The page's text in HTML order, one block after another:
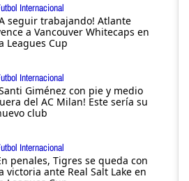
Internacional
seguir trabajando! Atlante
a Vancouver Whitecaps en
Leagues Cup
Internacional
Giménez con pie y medio
del AC Milan! Este sería su
club
Internacional
penales, Tigres se queda con
victoria ante Real Salt Lake en